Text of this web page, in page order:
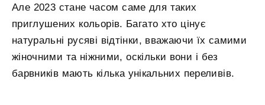
Але 2023 стане часом саме для таких
приглушених кольорів. Багато хто цінує
натуральні русяві відтінки, вважаючи їх самими
жіночними та ніжними, оскільки вони і без
барвників мають кілька унікальних переливів.